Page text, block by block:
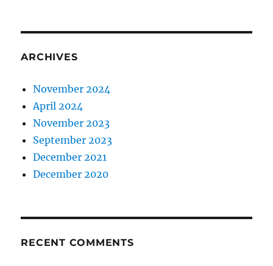
ARCHIVES
November 2024
April 2024
November 2023
September 2023
December 2021
December 2020
RECENT COMMENTS